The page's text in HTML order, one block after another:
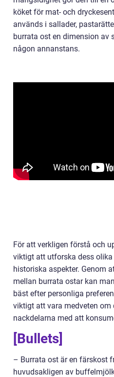
köket för mat- och
används i sallader,
burrata ost en dimension av
någon annanstans.
För att verkligen förstå och
viktigt att utforska dess olika
historiska aspekter. Genom
mellan burrata ostar kan
bäst efter personliga
viktigt att vara medveten
nackdelarna med att
[Bullets]
– Burrata ost är en färskost
huvudsakligen av